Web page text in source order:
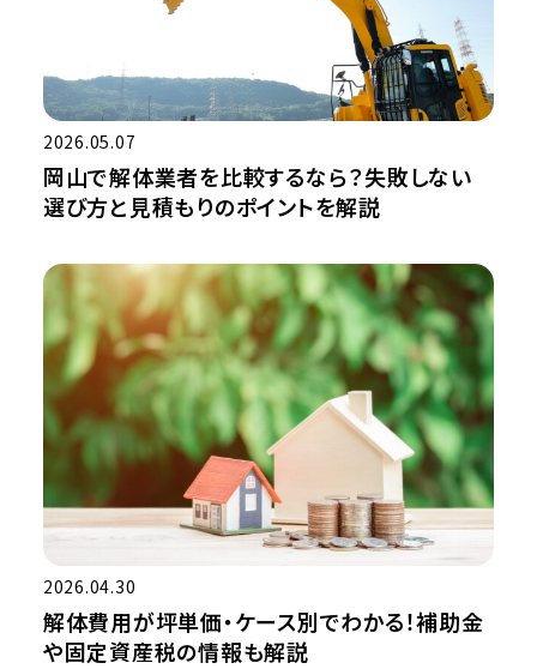
2026.05.07
岡山で解体業者を比較するなら？失敗しない
選び方と見積もりのポイントを解説
2026.04.30
解体費用が坪単価・ケース別でわかる！補助金
や固定資産税の情報も解説